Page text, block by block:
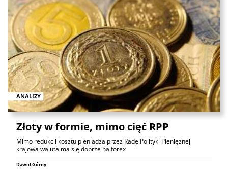
ANALIZY
Złoty w formie, mimo cięć RPP
Mimo redukcji kosztu pieniądza przez Radę Polityki Pieniężnej
krajowa waluta ma się dobrze na forex
Dawid Górny